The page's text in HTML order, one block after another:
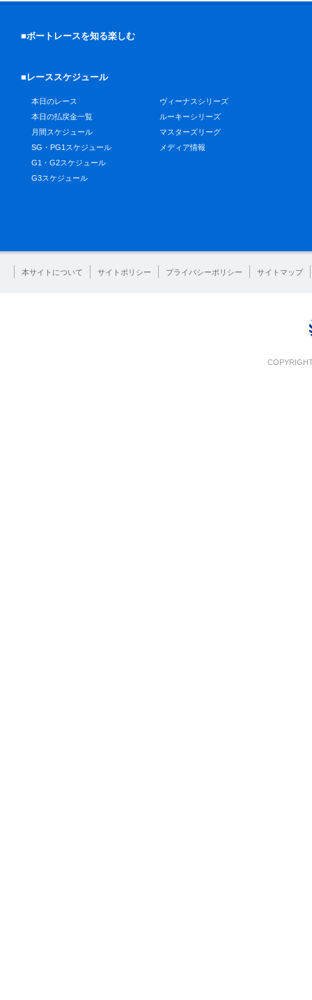
■ボートレースを知る楽しむ
■レーススケジュール
本日のレース
本日の払戻金一覧
月間スケジュール
SG・PG1スケジュール
G1・G2スケジュール
G3スケジュール
ヴィーナスシリーズ
ルーキーシリーズ
マスターズリーグ
メディア情報
本サイトについて サイトポリシー プライバシーポリシー サイトマップ